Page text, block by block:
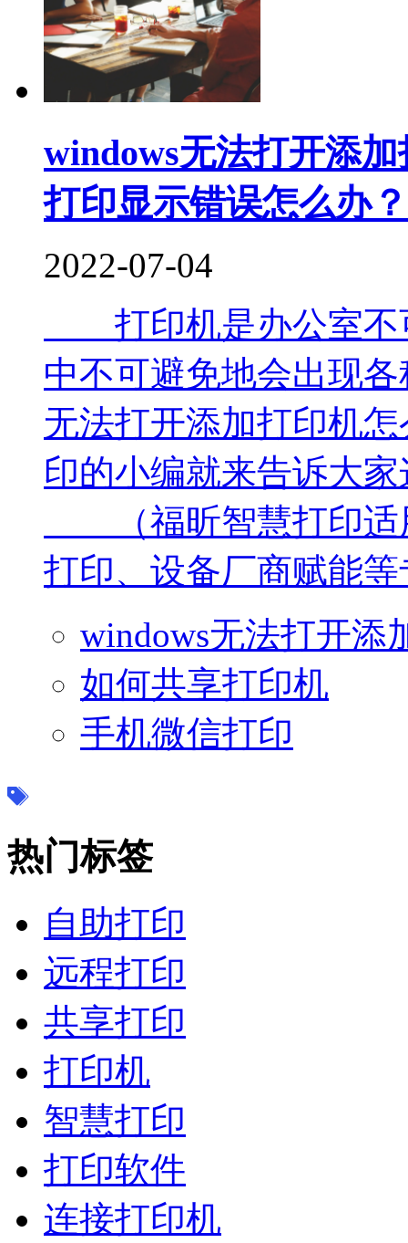
windows无法打开添
打印显示错误怎么办？
2022-07-04
打印机是办公室不
中不可避免地会出现
无法打开添加打印机
印的小编就来告诉大
（福昕智慧打印适
打印、设备厂商赋能等
windows无法打开添
如何共享打印机
手机微信打印
热门标签
自助打印
远程打印
共享打印
打印机
智慧打印
打印软件
连接打印机